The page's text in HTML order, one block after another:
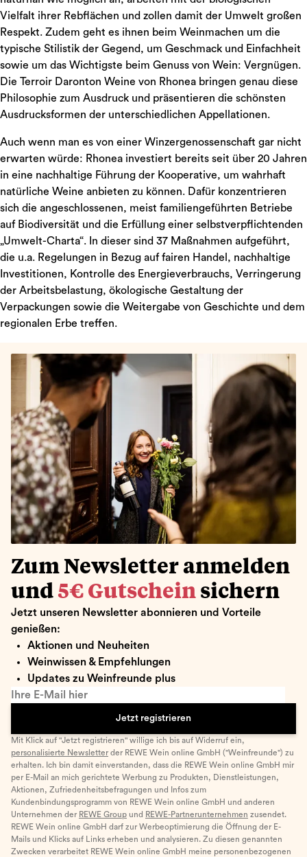
Vielfalt ihrer Rebflächen und zollen damit der Umwelt großen
Respekt. Zudem geht es ihnen beim Weinmachen um die
typische Stilistik der Gegend, um Geschmack und Einfachheit
sowie um das Wichtigste beim Genuss von Wein: Vergnügen.
Die Terroir Daronton Weine von Rhonea bringen genau diese
Philosophie zum Ausdruck und präsentieren die schönsten
Ausdrucksformen der unterschiedlichen Appellationen.
Auch wenn man es von einer Winzergenossenschaft gar nicht
erwarten würde: Rhonea investiert bereits seit über 20 Jahren
in eine nachhaltige Führung der Kooperative, um wahrhaft
natürliche Weine anbieten zu können. Dafür konzentrieren
sich die angeschlossenen, meist familiengeführten Betriebe
auf Biodiversität und die Erfüllung einer selbstverpflichtenden
„Umwelt-Charta“. In dieser sind 37 Maßnahmen aufgeführt,
die u.a. Regelungen in Bezug auf fairen Handel, nachhaltige
Investitionen, Kontrolle des Energieverbrauchs, Verringerung
der Arbeitsbelastung, ökologische Gestaltung der
Verpackungen sowie die Weitergabe von Geschichte und dem
regionalen Erbe treffen.
Zum Newsletter anmelden
und 5€ Gutschein sichern
Jetzt unseren Newsletter abonnieren und Vorteile
genießen:
Aktionen und Neuheiten
Weinwissen & Empfehlungen
Updates zu Weinfreunde plus
Ihre E-Mail hier
Jetzt registrieren
Mit Klick auf "Jetzt registrieren" willige ich bis auf Widerruf ein,
personalisierte Newsletter der REWE Wein online GmbH ("Weinfreunde") zu
erhalten. Ich bin damit einverstanden, dass die REWE Wein online GmbH mir
per E-Mail an mich gerichtete Werbung zu Produkten, Dienstleistungen,
Aktionen, Zufriedenheitsbefragungen und Infos zum
Kundenbindungsprogramm von REWE Wein online GmbH und anderen
Unternehmen der REWE Group und REWE-Partnerunternehmen zusendet.
REWE Wein online GmbH darf zur Werbeoptimierung die Öffnung der E-
Mails und Klicks auf Links erheben und analysieren. Zu diesen genannten
Zwecken verarbeitet REWE Wein online GmbH meine personenbezogenen